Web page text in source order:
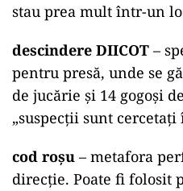
stau prea mult într-un
descindere DIICOT –
pentru presă, unde se
de jucărie și 14 gogoși
„suspecții sunt
cod roșu – metafora
direcție. Poate fi folosit